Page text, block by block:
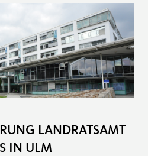
LANDRATSAMT
IN ULM